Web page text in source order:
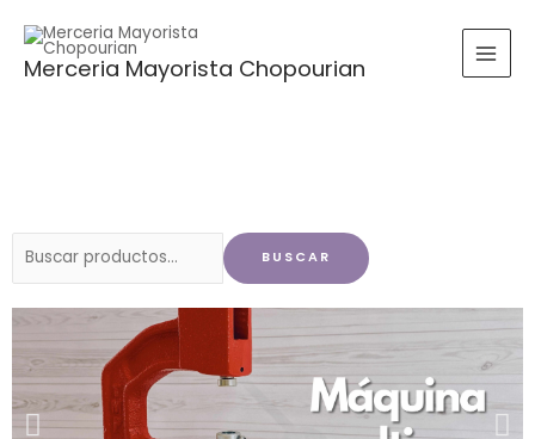
contenido
Merceria Mayorista Chopourian
Buscar
BUSCAR